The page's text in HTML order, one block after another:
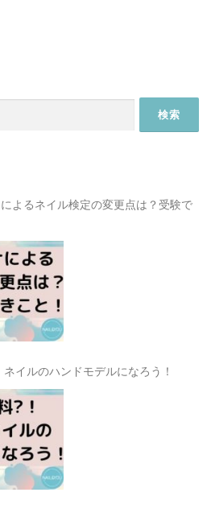
よるネイル検定の変更点は？受験で
イルのハンドモデルになろう！